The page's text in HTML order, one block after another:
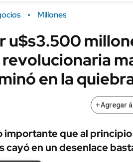
Sustentabilidad
POLÍTICA
URUGUAY
Millones
u$s3.500
en la
+Agregar
importante que al
cayó en un desenlace